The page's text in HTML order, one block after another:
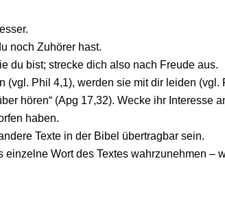
noch Zuhörer hast.
du bist; strecke dich also nach Freude aus.
(vgl. Phil 4,1), werden sie mit dir leiden (vgl.
hören“ (Apg 17,32). Wecke ihr Interesse
haben.
Texte in der Bibel übertragbar sein.
einzelne Wort des Textes wahrzunehmen –